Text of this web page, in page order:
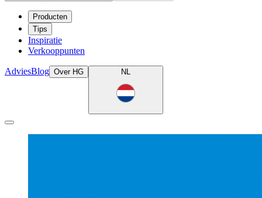
Producten
Tips
Inspiratie
Verkooppunten
AdviesBlog Over HG NL